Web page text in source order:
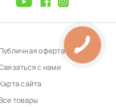
оферта
с нами
сайта
товары